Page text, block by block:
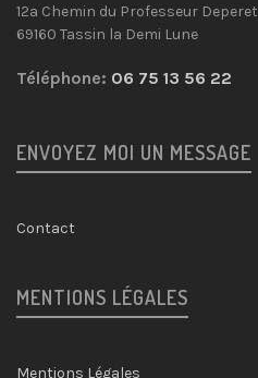
12a Chemin du Professeur Deperet
69160 Tassin la Demi Lune
Téléphone: 06 75 13 56 22
ENVOYEZ MOI UN MESSAGE
Contact
MENTIONS LÉGALES
Mentions Légales